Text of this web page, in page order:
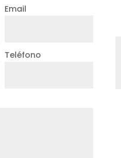
Email
Teléfono